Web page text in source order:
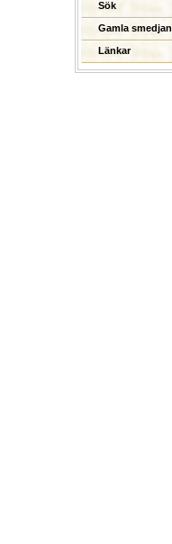
Sök
Gamla smedjan
Länkar